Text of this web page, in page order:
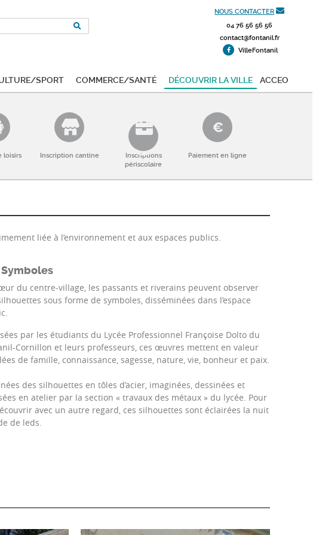
NOUS CONTACTER
04 76 56 56 56
contact@fontanil.fr
VilleFontanil
Sport Commerce/Santé Découvrir la ville ACCEO
loisirs Inscription cantine
Inscriptions
périscolaire
Paiement en ligne
liée à l’environnement et aux espaces publics.
Symboles
du centre-village, les passants et riverains peuvent observer
sous forme de symboles, disséminées dans l’espace
par les étudiants du Lycée Professionnel Françoise Dolto du
Cornillon et leurs professeurs, ces œuvres mettent en valeur
de famille, connaissance, sagesse, nature, vie, bonheur et paix.
des silhouettes en tôles d’acier, imaginées, dessinées et
en atelier par la section « travaux des métaux » du lycée. Pour
avec un autre regard, ces silhouettes sont éclairées la nuit
de leds.